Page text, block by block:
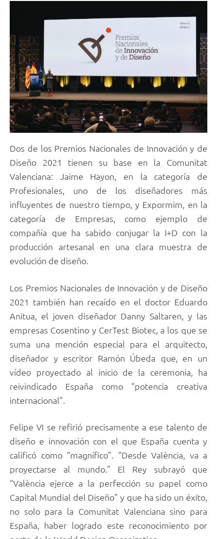
Dos de los Premios Nacionales de Innovación y de
Diseño 2021 tienen su base en la Comunitat
Valenciana: Jaime Hayon, en la categoría de
Profesionales, uno de los diseñadores más
influyentes de nuestro tiempo, y Expormim, en la
categoría de Empresas, como ejemplo de
compañía que ha sabido conjugar la I+D con la
producción artesanal en una clara muestra de
evolución de diseño.
Los Premios Nacionales de Innovación y de Diseño
2021 también han recaído en el doctor Eduardo
Anitua, el joven diseñador Danny Saltaren, y las
empresas Cosentino y CerTest Biotec, a los que se
suma una mención especial para el arquitecto,
diseñador y escritor Ramón Úbeda que, en un
vídeo proyectado al inicio de la ceremonia, ha
reivindicado España como “potencia creativa
internacional”.
Felipe VI se refirió precisamente a ese talento de
diseño e innovación con el que España cuenta y
calificó como “magnífico”. “Desde València, va a
proyectarse al mundo.” El Rey subrayó que
“València ejerce a la perfección su papel como
Capital Mundial del Diseño” y que ha sido un éxito,
no solo para la Comunitat Valenciana sino para
España, haber logrado este reconocimiento por